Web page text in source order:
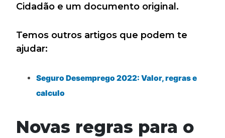
Cidadão e um documento original.
Temos outros artigos que podem te
ajudar:
Seguro Desemprego 2022: Valor, regras e
calculo
Novas regras para o